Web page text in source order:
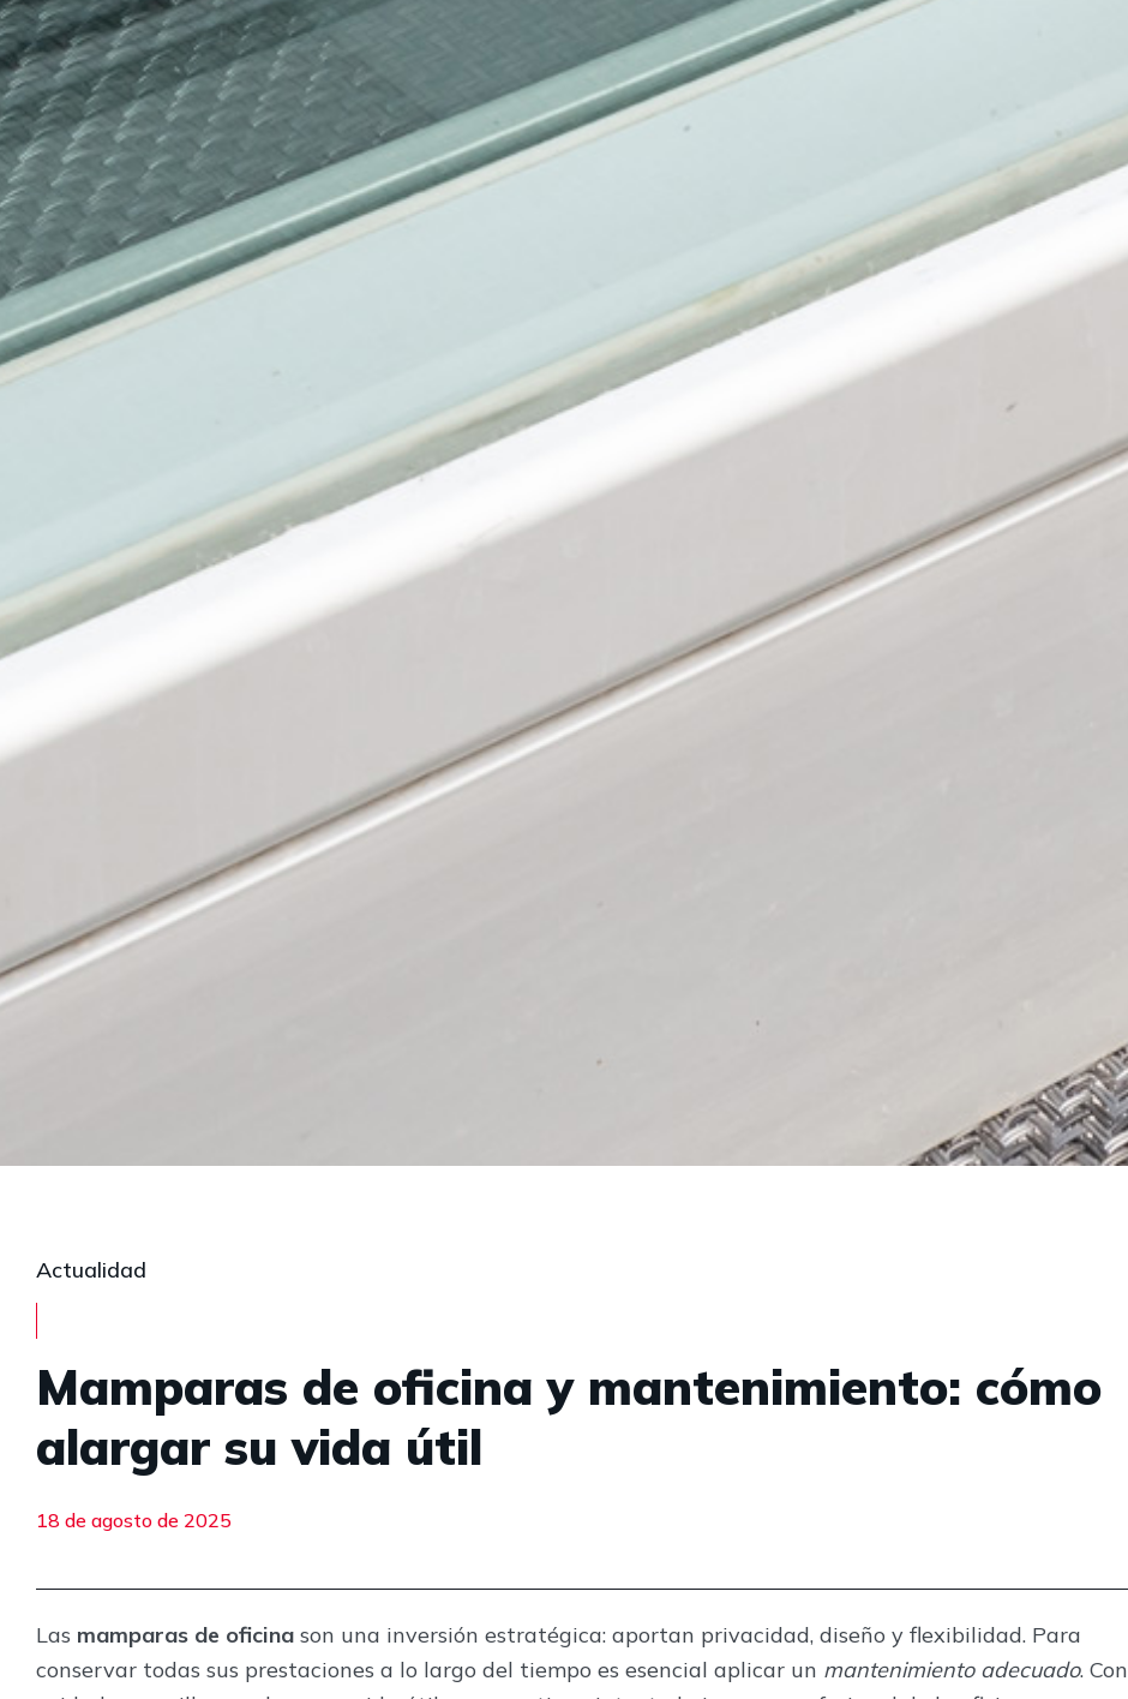
Actualidad
Mamparas de oficina y mantenimiento: cómo
alargar su vida útil
18 de agosto de 2025
Las mamparas de oficina son una inversión estratégica: aportan privacidad, diseño y flexibilidad. Para
conservar todas sus prestaciones a lo largo del tiempo es esencial aplicar un mantenimiento adecuado. Con